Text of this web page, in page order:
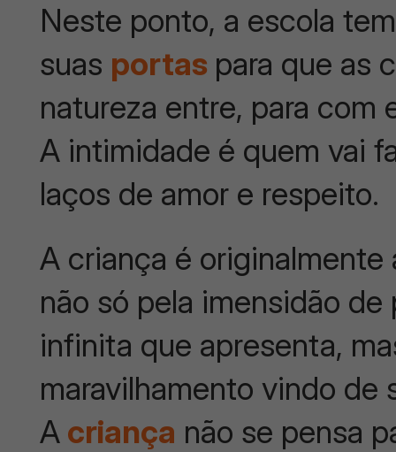
Neste ponto, a escola
suas portas para que as
natureza entre, para com
A intimidade é quem vai
laços de amor e respeito.
A criança é
não só pela imensidão
infinita que apresenta,
maravilhamento vindo de
A criança não se pensa